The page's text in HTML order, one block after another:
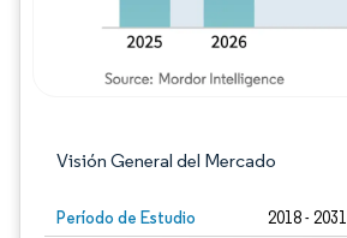
Visión General del Mercado
Período de Estudio 2018 - 2031